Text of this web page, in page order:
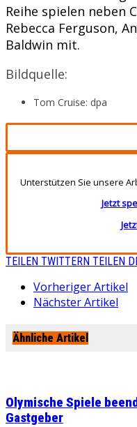
Reihe spielen neben
Rebecca Ferguson,
Baldwin mit.
Bildquelle:
Tom Cruise: dpa
Unterstützen Sie unsere
Jetzt
TEILEN TWITTERN TEILEN
Vorheriger Artikel
Nächster Artikel
Ähnliche Artikel
Olymische Spiele
Gastgeber